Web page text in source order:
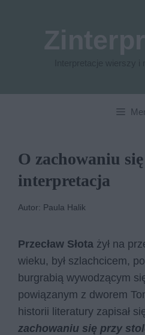
O zachowaniu
interpretacja
Autor: Paula Halik
Przecław Słota żył na
wieku, był szlachcicem,
burgrabią wywodzącym
powiązanym z dworem
historii literatury zapisał
zachowaniu się przy